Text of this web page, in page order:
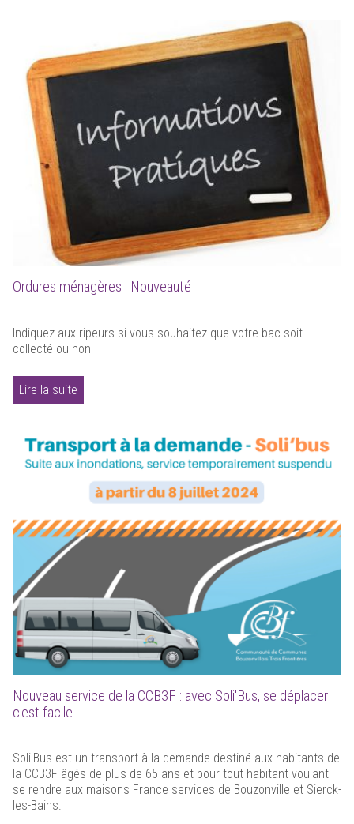
Ordures ménagères : Nouveauté
Indiquez aux ripeurs si vous souhaitez que votre bac soit
collecté ou non
Lire la suite
Nouveau service de la CCB3F : avec Soli'Bus, se déplacer
c'est facile !
Soli'Bus est un transport à la demande destiné aux habitants de
la CCB3F âgés de plus de 65 ans et pour tout habitant voulant
se rendre aux maisons France services de Bouzonville et Sierck-
les-Bains.